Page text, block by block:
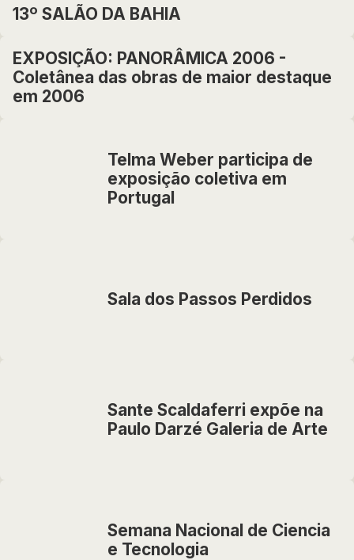
13º SALÃO DA BAHIA
EXPOSIÇÃO: PANORÂMICA 2006 -
Coletânea das obras de maior destaque
em 2006
Telma Weber participa de
exposição coletiva em
Portugal
Sala dos Passos Perdidos
Sante Scaldaferri expõe na
Paulo Darzé Galeria de Arte
Semana Nacional de Ciencia
e Tecnologia